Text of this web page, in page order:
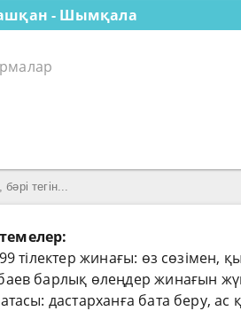
- Шымқала
тілектер жинағы: өз сөзімен,
барлық өлеңдер жинағын
дастарханға бата беру, ас